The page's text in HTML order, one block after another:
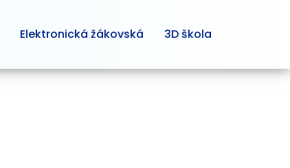
Elektronická žákovská 3D škola